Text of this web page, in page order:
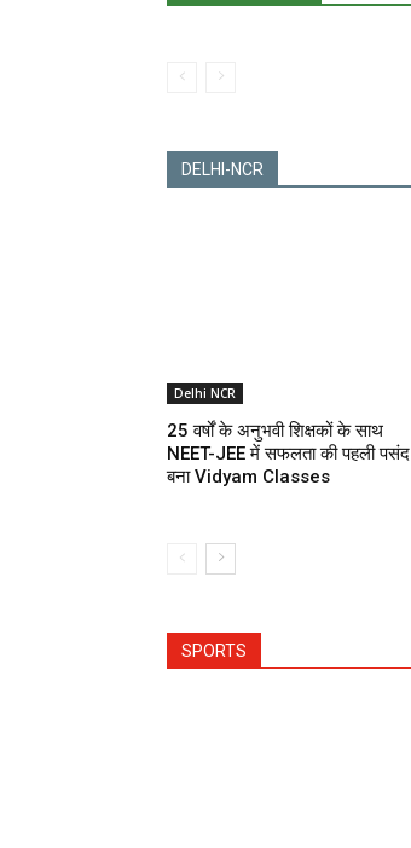
DELHI-NCR
Delhi NCR
25 वर्षों के अनुभवी शिक्षकों के साथ
NEET-JEE में सफलता की पहली पसंद
बना Vidyam Classes
SPORTS